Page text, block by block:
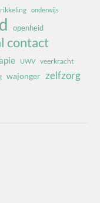
onderwijs
openheid
contact
UWV veerkracht
wajonger zelfzorg